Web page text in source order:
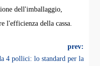
dell'imballaggio,
l'efficienza della cassa.
prev:
4 pollici: lo standard per la